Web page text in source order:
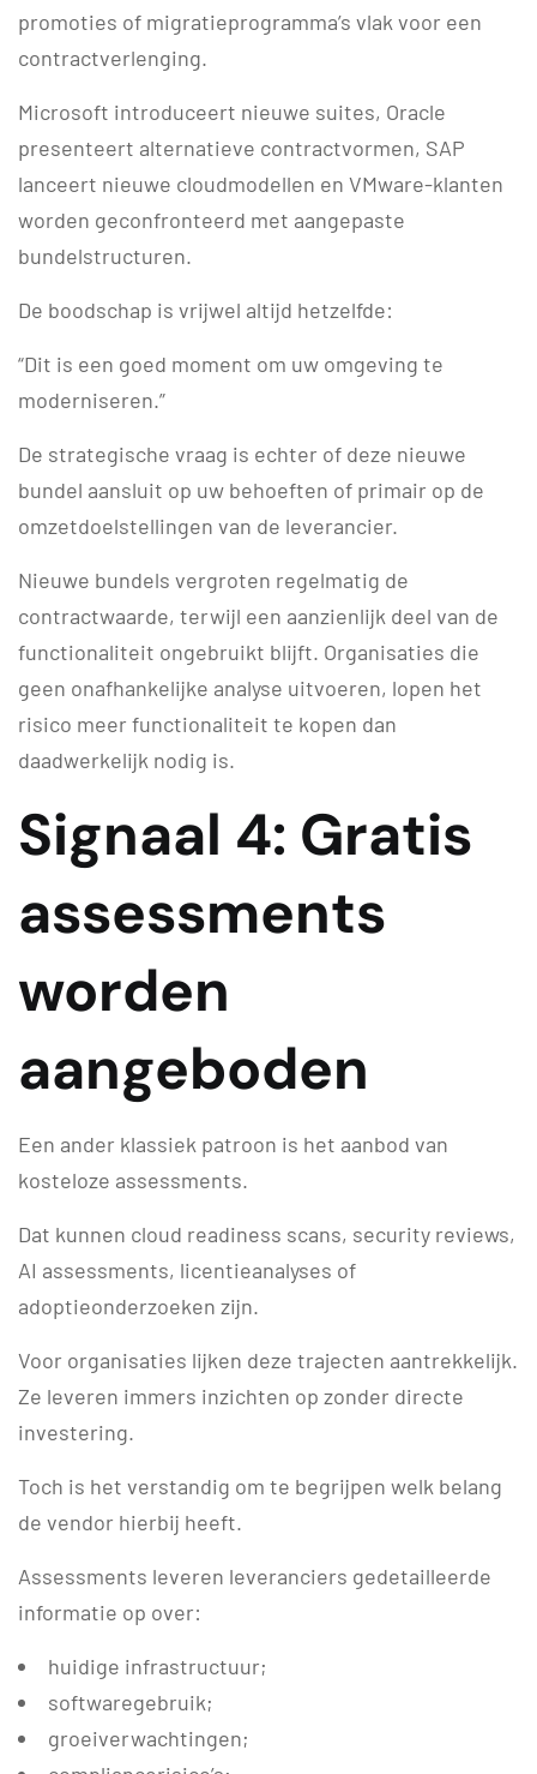
promoties of migratieprogramma’s vlak voor een
contractverlenging.
Microsoft introduceert nieuwe suites, Oracle
presenteert alternatieve contractvormen, SAP
lanceert nieuwe cloudmodellen en VMware-klanten
worden geconfronteerd met aangepaste
bundelstructuren.
De boodschap is vrijwel altijd hetzelfde:
“Dit is een goed moment om uw omgeving te
moderniseren.”
De strategische vraag is echter of deze nieuwe
bundel aansluit op uw behoeften of primair op de
omzetdoelstellingen van de leverancier.
Nieuwe bundels vergroten regelmatig de
contractwaarde, terwijl een aanzienlijk deel van de
functionaliteit ongebruikt blijft. Organisaties die
geen onafhankelijke analyse uitvoeren, lopen het
risico meer functionaliteit te kopen dan
daadwerkelijk nodig is.
Signaal 4: Gratis
assessments
worden
aangeboden
Een ander klassiek patroon is het aanbod van
kosteloze assessments.
Dat kunnen cloud readiness scans, security reviews,
AI assessments, licentieanalyses of
adoptieonderzoeken zijn.
Voor organisaties lijken deze trajecten aantrekkelijk.
Ze leveren immers inzichten op zonder directe
investering.
Toch is het verstandig om te begrijpen welk belang
de vendor hierbij heeft.
Assessments leveren leveranciers gedetailleerde
informatie op over:
huidige infrastructuur;
softwaregebruik;
groeiverwachtingen;